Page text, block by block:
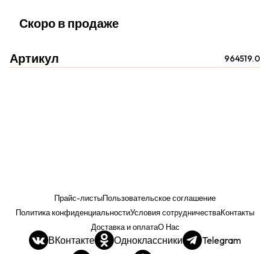
Скоро в продаже
Артикул 964519.0
Прайс-листыПользовательское соглашение
Политика конфиденциальностиУсловия сотрудничестваКонтакты
Доставка и оплатаО Нас
ВКонтакте Одноклассники
Telegram